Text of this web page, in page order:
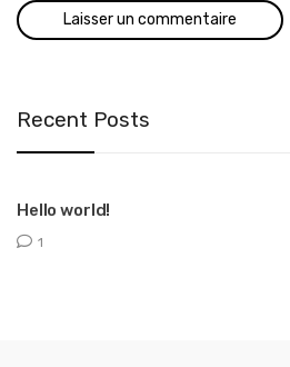
Recent Posts
Hello world!
1